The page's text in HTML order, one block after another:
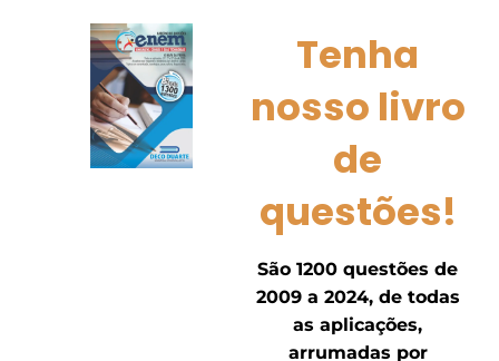
Tenha
nosso livro
de
questões!
São 1200 questões de
2009 a 2024, de todas
as aplicações,
arrumadas por